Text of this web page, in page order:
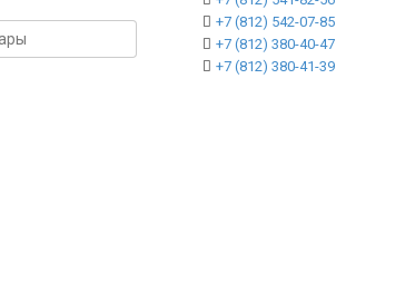
+7 (812) 542-07-85
+7 (812) 380-40-47
+7 (812) 380-41-39